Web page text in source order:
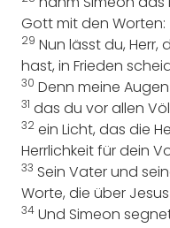
Gott mit den Worten:
29 Nun lässt du,
hast, in Frieden
30 Denn meine
31 das du vor allen
32 ein Licht, das die
Herrlichkeit für dein
33 Sein Vater und
Worte, die über
34 Und Simeon